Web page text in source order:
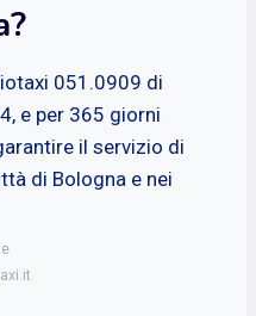
051.0909 di
e per 365 giorni
il servizio di
di Bologna e nei